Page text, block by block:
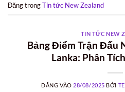
Đăng trongTin tức New Zealand
TIN TỨC NEW
Bảng Điểm Trận Đấu
Lanka: Phân
ĐĂNG VÀO 28/08/2025 BỞI